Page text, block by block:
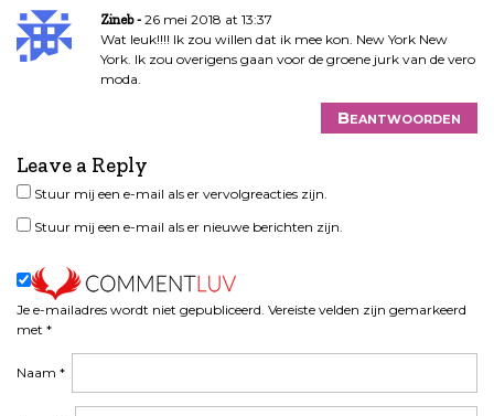
Zineb
26 mei 2018 at 13:37
Wat leuk!!!! Ik zou willen dat ik mee kon. New York New
York. Ik zou overigens gaan voor de groene jurk van de vero
moda.
Beantwoorden
Leave a Reply
Je e-mailadres wordt niet gepubliceerd. Vereiste velden zijn gemarkeerd
met *
Naam *
Stuur mij een e-mail als er vervolgreacties zijn.
Stuur mij een e-mail als er nieuwe berichten zijn.